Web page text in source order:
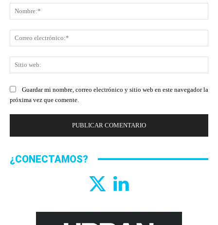
Guardar mi nombre, correo electrónico y sitio web en este navegador la
próxima vez que comente.
¿CONECTAMOS?